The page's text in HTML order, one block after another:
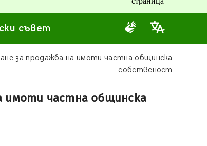
съвет
за продажба на имоти частна общинска
собственост
имоти частна общинска